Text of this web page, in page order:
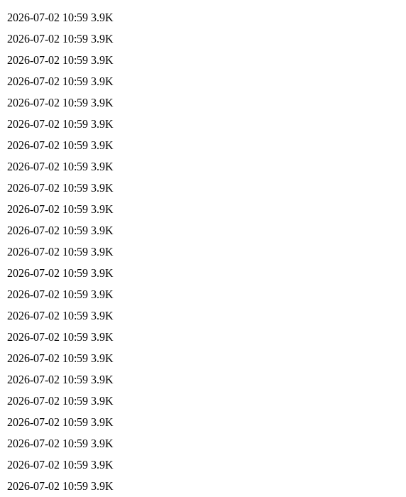
2026-07-02 10:59 3.9K
2026-07-02 10:59 3.9K
2026-07-02 10:59 3.9K
2026-07-02 10:59 3.9K
2026-07-02 10:59 3.9K
2026-07-02 10:59 3.9K
2026-07-02 10:59 3.9K
2026-07-02 10:59 3.9K
2026-07-02 10:59 3.9K
2026-07-02 10:59 3.9K
2026-07-02 10:59 3.9K
2026-07-02 10:59 3.9K
2026-07-02 10:59 3.9K
2026-07-02 10:59 3.9K
2026-07-02 10:59 3.9K
2026-07-02 10:59 3.9K
2026-07-02 10:59 3.9K
2026-07-02 10:59 3.9K
2026-07-02 10:59 3.9K
2026-07-02 10:59 3.9K
2026-07-02 10:59 3.9K
2026-07-02 10:59 3.9K
2026-07-02 10:59 3.9K